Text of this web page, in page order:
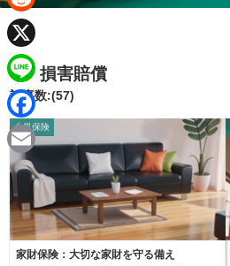
損害賠償
記事数:(57)
火災保険
家財保険：大切な家財を守る備え
R
e
d
d
i
t
X
L
n
e
F
a
c
e
b
E
m
a